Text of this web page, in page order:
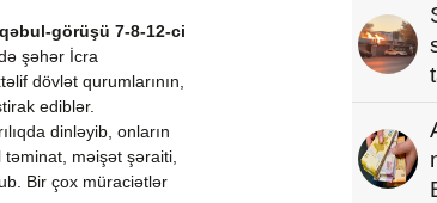
görüşü 7-8-12-ci
şəhər İcra
dövlət qurumlarının,
ediblər.
dinləyib, onların
təminat, məişət şəraiti,
Bir çox müraciətlər